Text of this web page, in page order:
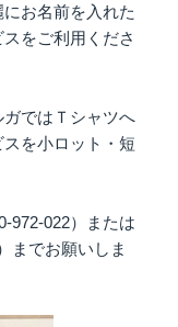
お名前を入れた
をご利用くださ
ではＴシャツへ
を小ロット・短
972-022）または
までお願いしま